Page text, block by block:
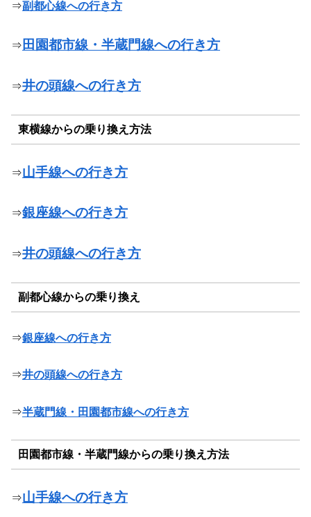
⇒副都心線への行き方
⇒ 田園都市線・半蔵門線への行き方
⇒井の頭線への行き方
東横線からの乗り換え方法
⇒山手線への行き方
⇒銀座線への行き方
⇒井の頭線への行き方
副都心線からの乗り換え
⇒銀座線への行き方
⇒井の頭線への行き方
⇒半蔵門線・田園都市線への行き方
田園都市線・半蔵門線からの乗り換え方法
⇒山手線への行き方